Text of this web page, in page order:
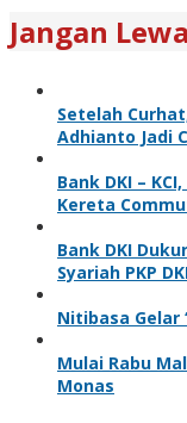
Jangan
Setelah
Adhianto Jadi
Bank DKI –
Kereta
Bank DKI
Syariah PKP
Nitibasa Gelar
Mulai Rabu
Monas